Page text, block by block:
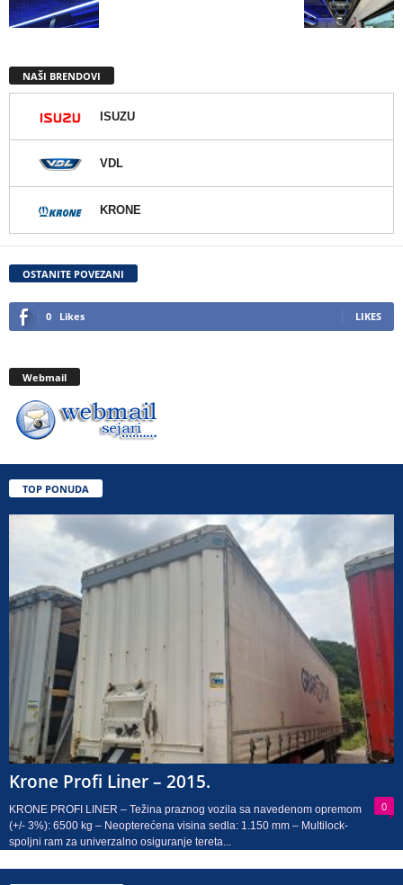
NAŠI BRENDOVI
ISUZU
VDL
KRONE
OSTANITE POVEZANI
0 Likes LIKES
Webmail
TOP PONUDA
Krone Profi Liner – 2015.
0
KRONE PROFI LINER – Težina praznog vozila sa navedenom opremom
(+/- 3%): 6500 kg – Neopterećena visina sedla: 1.150 mm – Multilock-
spoljni ram za univerzalno osiguranje tereta...